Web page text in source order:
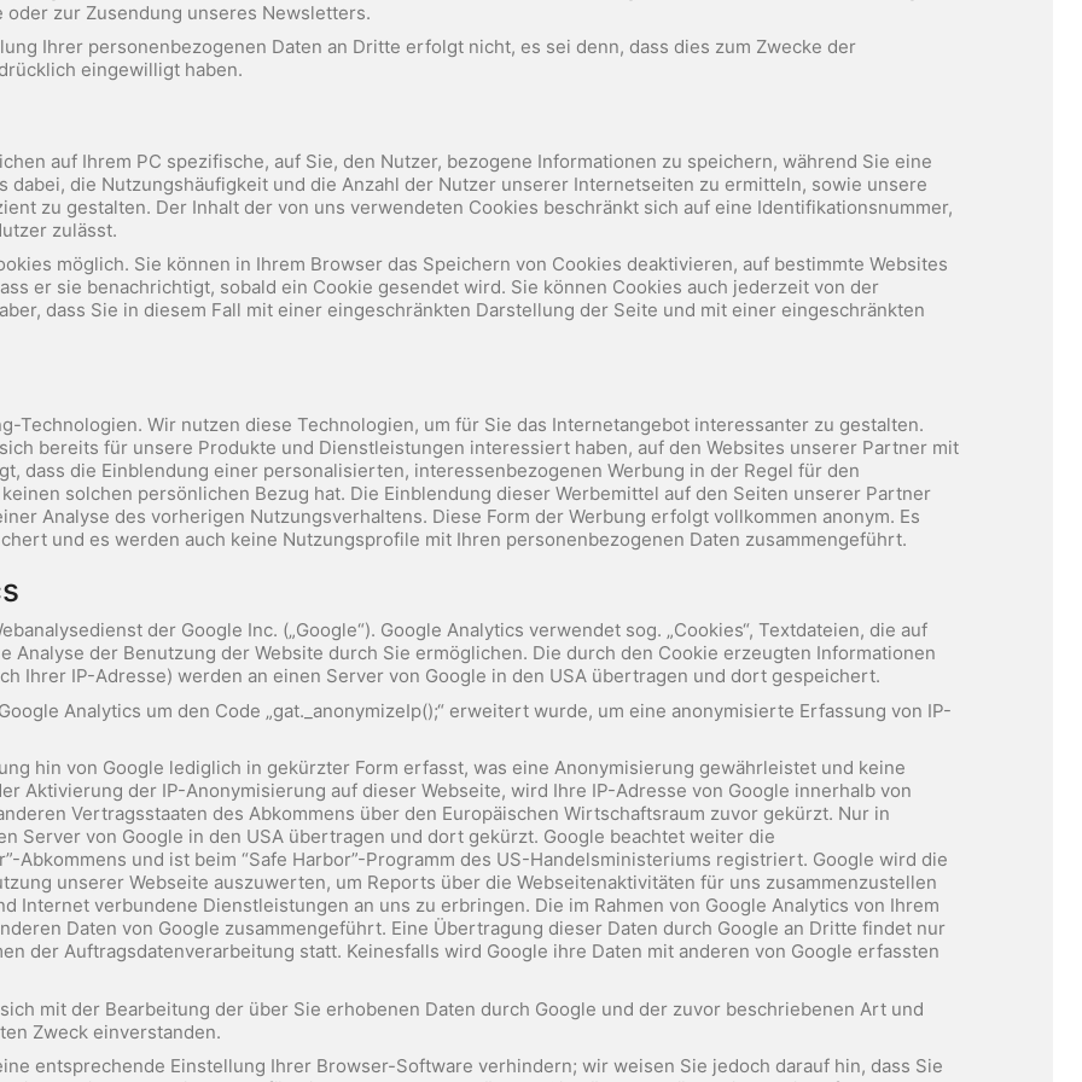
zur Zusendung unseres Newsletters.
Ihrer personenbezogenen Daten an Dritte erfolgt nicht, es sei denn, dass dies zum Zwecke der
eingewilligt haben.
auf Ihrem PC spezifische, auf Sie, den Nutzer, bezogene Informationen zu speichern, während Sie eine
dabei, die Nutzungshäufigkeit und die Anzahl der Nutzer unserer Internetseiten zu ermitteln, sowie unsere
zu gestalten. Der Inhalt der von uns verwendeten Cookies beschränkt sich auf eine Identifikationsnummer,
zulässt.
möglich. Sie können in Ihrem Browser das Speichern von Cookies deaktivieren, auf bestimmte Websites
er sie benachrichtigt, sobald ein Cookie gesendet wird. Sie können Cookies auch jederzeit von der
dass Sie in diesem Fall mit einer eingeschränkten Darstellung der Seite und mit einer eingeschränkten
Technologien. Wir nutzen diese Technologien, um für Sie das Internetangebot interessanter zu gestalten.
bereits für unsere Produkte und Dienstleistungen interessiert haben, auf den Websites unserer Partner mit
dass die Einblendung einer personalisierten, interessenbezogenen Werbung in der Regel für den
solchen persönlichen Bezug hat. Die Einblendung dieser Werbemittel auf den Seiten unserer Partner
Analyse des vorherigen Nutzungsverhaltens. Diese Form der Werbung erfolgt vollkommen anonym. Es
und es werden auch keine Nutzungsprofile mit Ihren personenbezogenen Daten zusammengeführt.
der Google Inc. („Google“). Google Analytics verwendet sog. „Cookies“, Textdateien, die auf
der Benutzung der Website durch Sie ermöglichen. Die durch den Cookie erzeugten Informationen
Ihrer IP-Adresse) werden an einen Server von Google in den USA übertragen und dort gespeichert.
Analytics um den Code „gat._anonymizeIp();“ erweitert wurde, um eine anonymisierte Erfassung von IP-
hin von Google lediglich in gekürzter Form erfasst, was eine Anonymisierung gewährleistet und keine
Aktivierung der IP-Anonymisierung auf dieser Webseite, wird Ihre IP-Adresse von Google innerhalb von
Vertragsstaaten des Abkommens über den Europäischen Wirtschaftsraum zuvor gekürzt. Nur in
Server von Google in den USA übertragen und dort gekürzt. Google beachtet weiter die
Abkommens und ist beim “Safe Harbor”-Programm des US-Handelsministeriums registriert. Google wird die
unserer Webseite auszuwerten, um Reports über die Webseitenaktivitäten für uns zusammenzustellen
Internet verbundene Dienstleistungen an uns zu erbringen. Die im Rahmen von Google Analytics von Ihrem
Daten von Google zusammengeführt. Eine Übertragung dieser Daten durch Google an Dritte findet nur
der Auftragsdatenverarbeitung statt. Keinesfalls wird Google ihre Daten mit anderen von Google erfassten
mit der Bearbeitung der über Sie erhobenen Daten durch Google und der zuvor beschriebenen Art und
Zweck einverstanden.
entsprechende Einstellung Ihrer Browser-Software verhindern; wir weisen Sie jedoch darauf hin, dass Sie